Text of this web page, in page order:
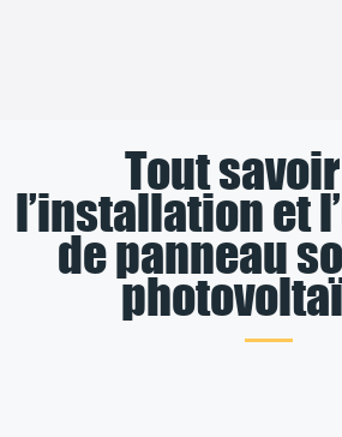
Tout
l’installation et
de panneau